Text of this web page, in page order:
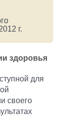
г.
здоровья
для
своего